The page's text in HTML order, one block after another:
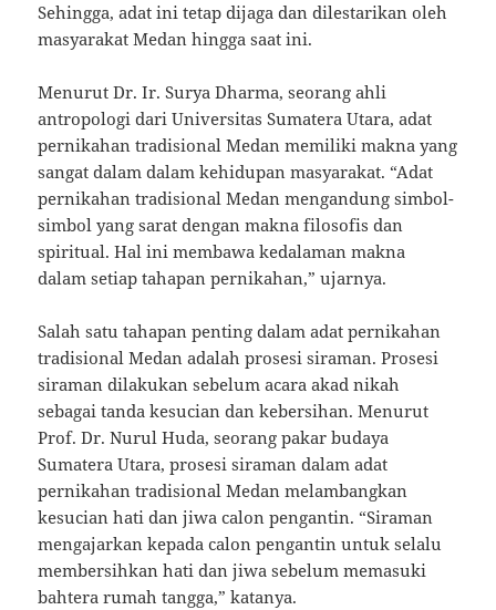
Sehingga, adat ini tetap dijaga dan dilestarikan oleh
masyarakat Medan hingga saat ini.
Menurut Dr. Ir. Surya Dharma, seorang ahli
antropologi dari Universitas Sumatera Utara, adat
pernikahan tradisional Medan memiliki makna yang
sangat dalam dalam kehidupan masyarakat. “Adat
pernikahan tradisional Medan mengandung simbol-
simbol yang sarat dengan makna filosofis dan
spiritual. Hal ini membawa kedalaman makna
dalam setiap tahapan pernikahan,” ujarnya.
Salah satu tahapan penting dalam adat pernikahan
tradisional Medan adalah prosesi siraman. Prosesi
siraman dilakukan sebelum acara akad nikah
sebagai tanda kesucian dan kebersihan. Menurut
Prof. Dr. Nurul Huda, seorang pakar budaya
Sumatera Utara, prosesi siraman dalam adat
pernikahan tradisional Medan melambangkan
kesucian hati dan jiwa calon pengantin. “Siraman
mengajarkan kepada calon pengantin untuk selalu
membersihkan hati dan jiwa sebelum memasuki
bahtera rumah tangga,” katanya.